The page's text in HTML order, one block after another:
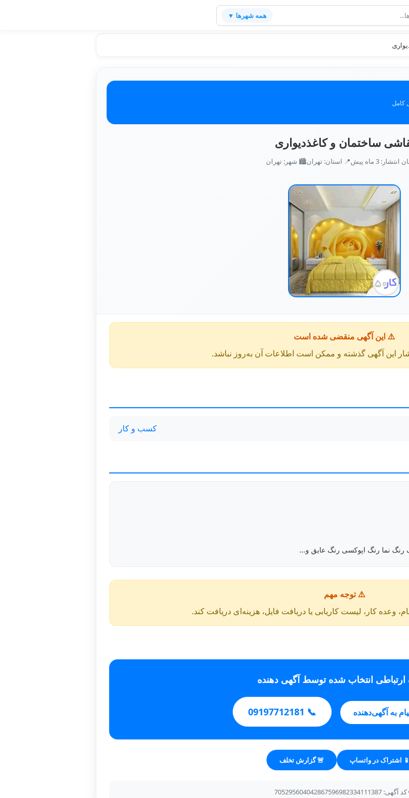
همه شهرها ▼
کامل
ساختمان و کاغذدیواری
3 ماه پیش 📍 استان: تهران🏙️ شهر: تهران
⚠️ این آگهی منقضی شده است
کسب و کار
رنگ نما رنگ اپوکسی رنگ عایق و...
⚠️ توجه مهم
وعده کار، لیست کاریابی یا دریافت فایل، هزینه‌ای دریافت کند.
ارتباطی انتخاب شده توسط آگهی دهنده
به آگهی‌دهنده 📞 09197712181
📱 اشتراک در واتساپ 🚨 گزارش تخلف
705295604042867596982334111387